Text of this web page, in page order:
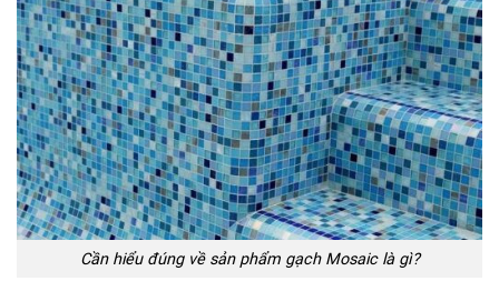
Cần hiểu đúng về sản phẩm gạch Mosaic là gì?